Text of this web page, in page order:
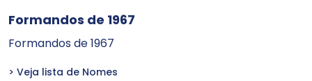
Formandos de 1967
Formandos de 1967
> Veja lista de Nomes